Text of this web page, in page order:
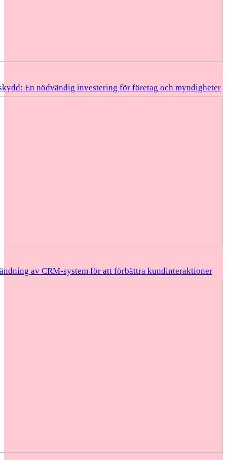
En nödvändig investering för företag och myndigheter
av CRM-system för att förbättra kundinteraktioner